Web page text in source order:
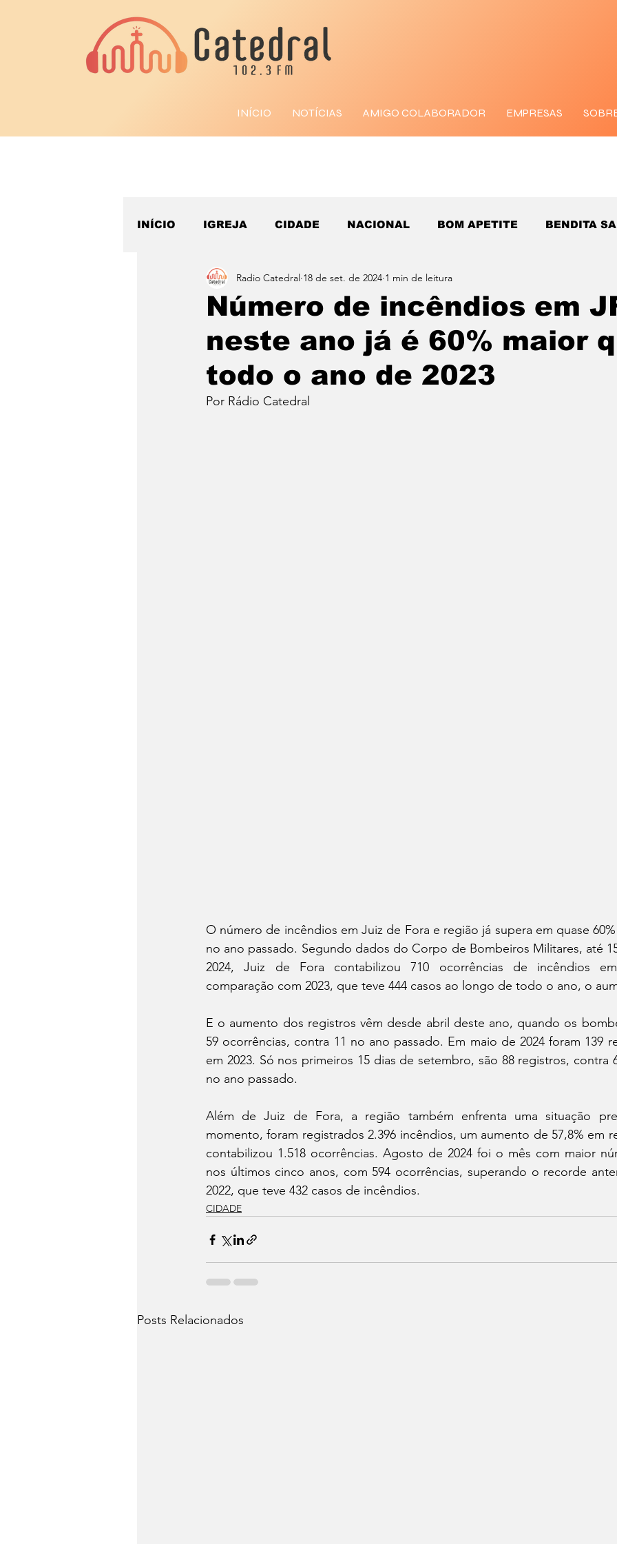
INÍCIO NOTÍCIAS AMIGO COLABORADOR EMPRESAS
INÍCIO IGREJA CIDADE NACIONAL BOM APETITE BENDITA
ESPORTE
Número de incêndios em
neste ano já é 60% maior
todo o ano de 2023
Radio Catedral 18 de set. de 2024 1 min de leitura
Por Rádio Catedral
O número de incêndios em Juiz de Fora e região já supera em quase
no ano passado. Segundo dados do Corpo de Bombeiros Militares, até
2024, Juiz de Fora contabilizou 710 ocorrências de incêndios
comparação com 2023, que teve 444 casos ao longo de todo o ano, o
E o aumento dos registros vêm desde abril deste ano, quando os
59 ocorrências, contra 11 no ano passado. Em maio de 2024 foram 139
em 2023. Só nos primeiros 15 dias de setembro, são 88 registros, contra
no ano passado.
Além de Juiz de Fora, a região também enfrenta uma situação
momento, foram registrados 2.396 incêndios, um aumento de 57,8% em
contabilizou 1.518 ocorrências. Agosto de 2024 foi o mês com maior
nos últimos cinco anos, com 594 ocorrências, superando o recorde
2022, que teve 432 casos de incêndios.
CIDADE
Posts Relacionados